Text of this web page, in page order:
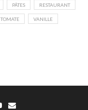
PÂTES RESTAURANT
TOMATE VANILLE